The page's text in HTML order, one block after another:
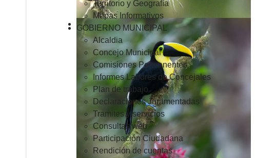
Territorio y Geografía
Mapas Informativos
GOBIERNO MUNICIPAL
Alcaldia
Concejo Municipal
Comisiones Permanentes
Informes Labores de Concejales
Plan de trabajo
Declaraciones Juramentadas
Tramites y servicios
Consultas web
Participación Ciudadana
Rendición de cuentas